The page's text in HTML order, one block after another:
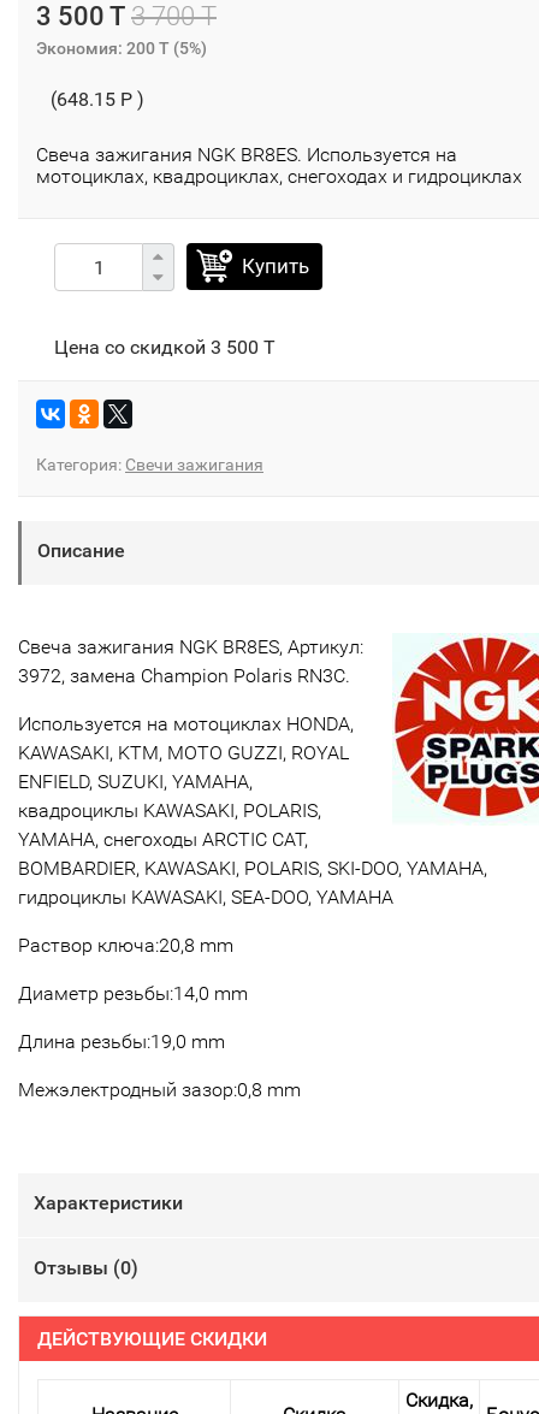
3 500 T 3 700 T
Экономия: 200 T (5%)
(648.15 P )
Свеча зажигания NGK BR8ES. Используется на
мотоциклах, квадроциклах, снегоходах и гидроциклах
Купить
Цена со скидкой 3 500 T
Категория: Свечи зажигания
Описание
Свеча зажигания NGK BR8ES, Артикул:
3972, замена Champion Polaris RN3C.
Используется на мотоциклах HONDA,
KAWASAKI, KTM, MOTO GUZZI, ROYAL
ENFIELD, SUZUKI, YAMAHA,
квадроциклы KAWASAKI, POLARIS,
YAMAHA, снегоходы ARCTIC CAT,
BOMBARDIER, KAWASAKI, POLARIS, SKI-DOO, YAMAHA,
гидроциклы KAWASAKI, SEA-DOO, YAMAHA
Раствор ключа:20,8 mm
Диаметр резьбы:14,0 mm
Длина резьбы:19,0 mm
Межэлектродный зазор:0,8 mm
Характеристики
Отзывы (0)
ДЕЙСТВУЮЩИЕ СКИДКИ
Скидка,